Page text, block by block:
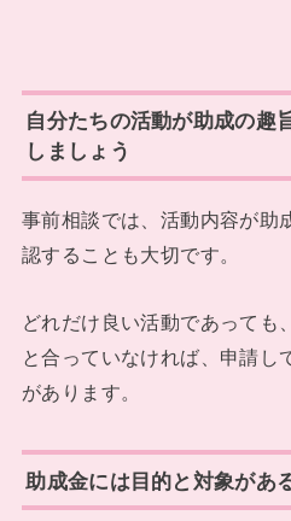
自分たちの活動が助成の趣
しましょう
事前相談では、活動内容が助
認することも大切です。
どれだけ良い活動であっても
と合っていなければ、申請し
があります。
助成金には目的と対象があ